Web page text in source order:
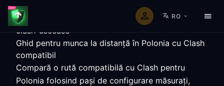
RO
clash-usecase
Ghid pentru munca la distanță în Polonia cu Clash
compatibil
Compară o rută compatibilă cu Clash pentru
Polonia folosind pași de configurare măsurați,